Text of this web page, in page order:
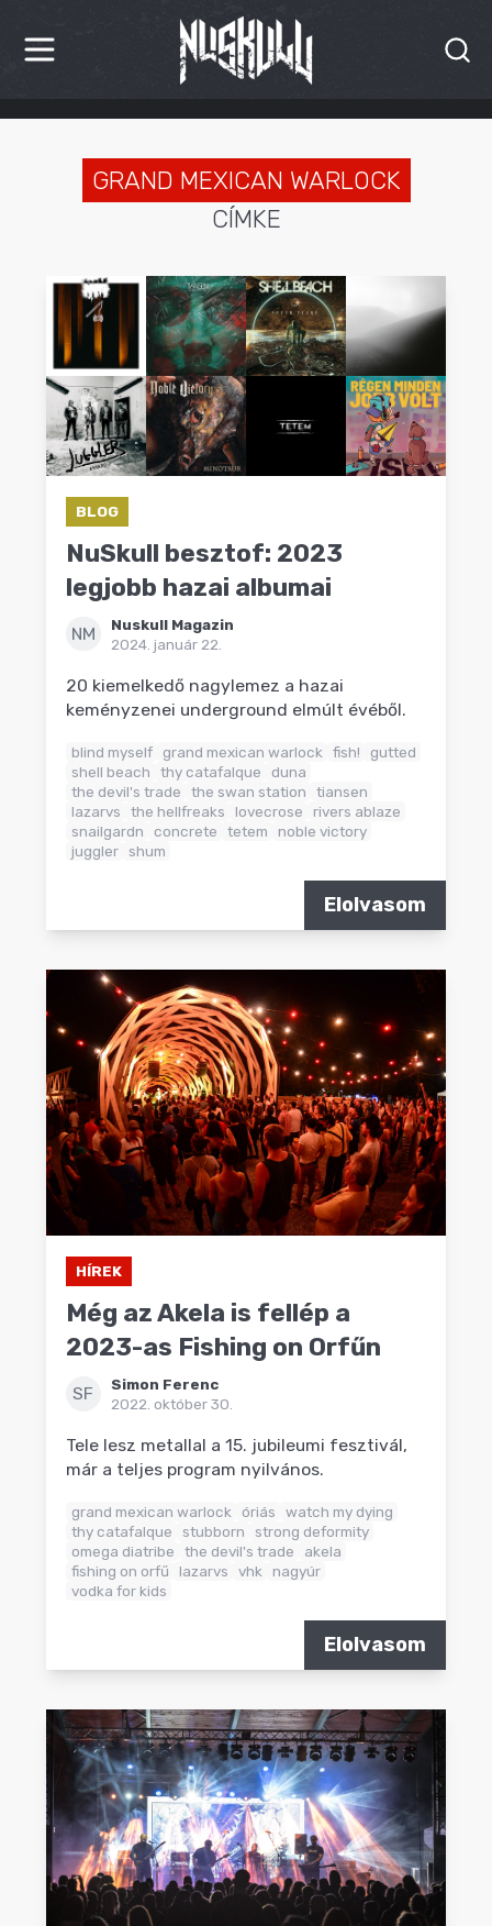
HÍREK
KRITIKÁK
INTERJÚK
PREMIEREK
KULT
MÁSVILÁG
BLOG
GRAND MEXICAN WARLOCK
CÍMKE
BLOG
NuSkull besztof: 2023
legjobb hazai albumai
NM
Nuskull Magazin
2024. január 22.
20 kiemelkedő nagylemez a hazai
keményzenei underground elmúlt évéből.
blind myself grand mexican warlock fish!
gutted
shell beach
thy catafalque
duna
the devil's trade
the swan station
tiansen
lazarvs
the hellfreaks lovecrose
rivers ablaze
snailgardn
concrete tetem
noble victory
juggler shum
Elolvasom
HÍREK
Még az Akela is fellép a
2023-as Fishing on Orfűn
SF
Simon Ferenc
2022. október 30.
Tele lesz metallal a 15. jubileumi fesztivál,
már a teljes program nyilvános.
grand mexican warlock óriás
watch my dying
thy catafalque
stubborn
strong deformity
omega diatribe
the devil's trade
akela
fishing on orfű
lazarvs vhk
nagyúr
vodka for kids
Elolvasom